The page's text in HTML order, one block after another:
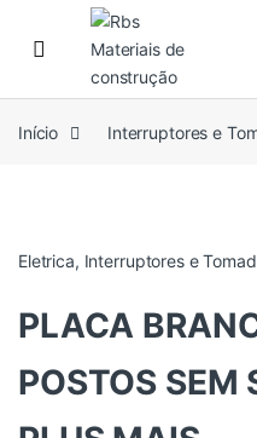
Skip to navigation
Skip to content
Início Interruptores e
Eletrica, Interruptores e
PLACA
POSTOS SEM